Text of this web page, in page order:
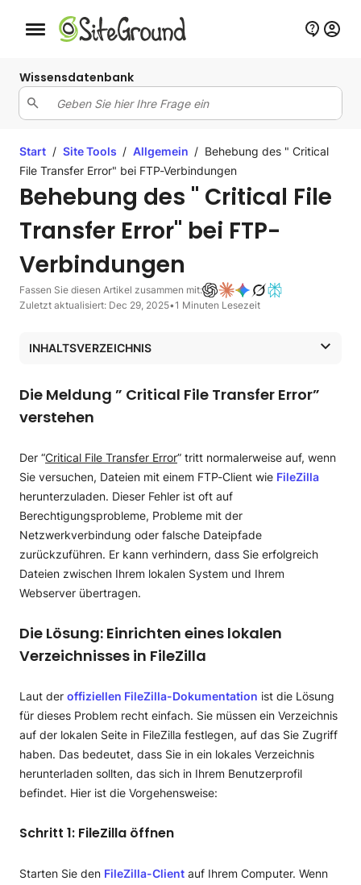
Schaltfläche Mobile Navigation
Wissensdatenbank
Start / Site Tools / Allgemein / Behebung des " Critical
File Transfer Error" bei FTP-Verbindungen
Behebung des " Critical File
Transfer Error" bei FTP-
Verbindungen
Fassen Sie diesen Artikel zusammen mit:
Zuletzt aktualisiert: Dec 29, 2025•1 Minuten Lesezeit
INHALTSVERZEICHNIS
Die Lösung: Einrichten eines lokalen Verzeichnisses in
Die Meldung ” Critical File Transfer Error”
verstehen
Der “Critical File Transfer Error” tritt normalerweise auf, wenn
Sie versuchen, Dateien mit einem FTP-Client wie FileZilla
herunterzuladen. Dieser Fehler ist oft auf
Berechtigungsprobleme, Probleme mit der
Netzwerkverbindung oder falsche Dateipfade
zurückzuführen. Er kann verhindern, dass Sie erfolgreich
Dateien zwischen Ihrem lokalen System und Ihrem
Webserver übertragen.
Die Lösung: Einrichten eines lokalen
Verzeichnisses in FileZilla
Laut der offiziellen FileZilla-Dokumentation ist die Lösung
für dieses Problem recht einfach. Sie müssen ein Verzeichnis
auf der lokalen Seite in FileZilla festlegen, auf das Sie Zugriff
haben. Das bedeutet, dass Sie in ein lokales Verzeichnis
herunterladen sollten, das sich in Ihrem Benutzerprofil
befindet. Hier ist die Vorgehensweise:
Schritt 1: FileZilla öffnen
Starten Sie den FileZilla-Client auf Ihrem Computer. Wenn